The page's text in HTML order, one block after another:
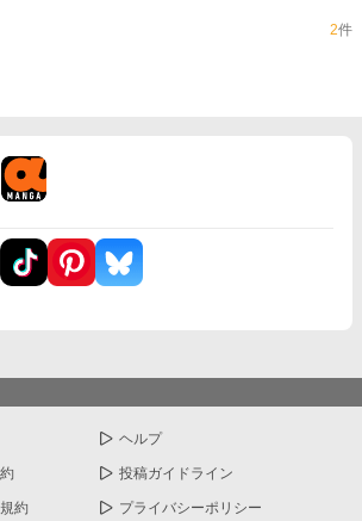
2件
ヘルプ
投稿ガイドライン
約 プライバシーポリシー